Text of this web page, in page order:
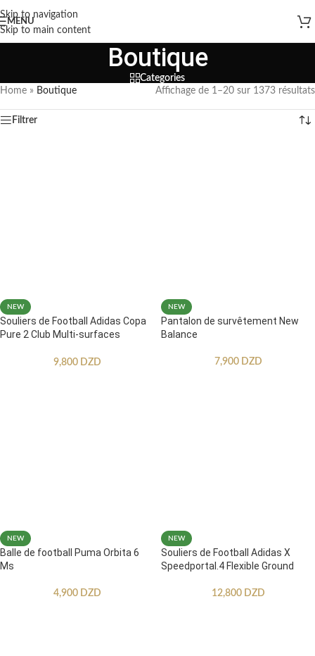
Skip to navigation
Skip to main content
MENU
Boutique
Categories
Home » Boutique Affichage de 1–20 sur 1373 résultats
Filtrer
NEW
Souliers de Football Adidas Copa
Pure 2 Club Multi-surfaces
9,800 DZD
NEW
Pantalon de survêtement New
Balance
7,900 DZD
NEW
Balle de football Puma Orbita 6
Ms
4,900 DZD
NEW
Souliers de Football Adidas X
Speedportal.4 Flexible Ground
12,800 DZD